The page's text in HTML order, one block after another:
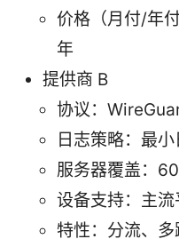
价格（月付/年
年
提供商 B
协议：
日志策略：最小
服务器覆盖：
设备支持：主流
特性：分流、